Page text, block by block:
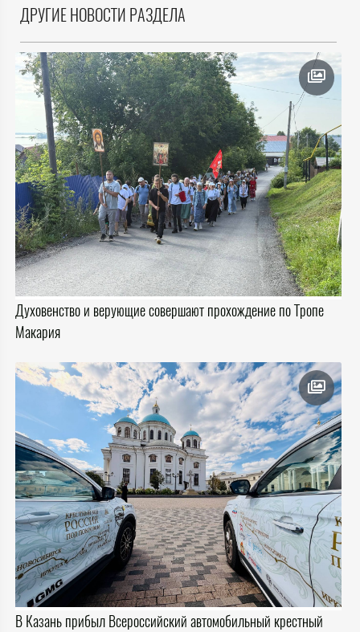
ДРУГИЕ НОВОСТИ РАЗДЕЛА
Духовенство и верующие совершают прохождение по Тропе
Макария
В Казань прибыл Всероссийский автомобильный крестный